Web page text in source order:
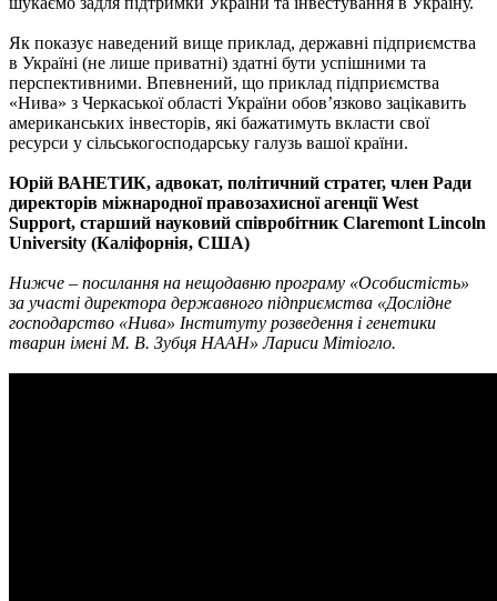
Як показує наведений вище приклад, державні підприємства
в Україні (не лише приватні) здатні бути успішними та
перспективними. Впевнений, що приклад підприємства
«Нива» з Черкаської області України обов’язково зацікавить
американських інвесторів, які бажатимуть вкласти свої
ресурси у сільськогосподарську галузь вашої країни.
Юрій ВАНЕТИК, адвокат, політичний стратег, член Ради
директорів міжнародної правозахисної агенції West
Support, старший науковий співробітник Claremont Lincoln
University (Каліфорнія, США)
Нижче – посилання на нещодавню програму «Особистість»
за участі директора державного підприємства «Дослідне
господарство «Нива» Інституту розведення і генетики
тварин імені М. В. Зубця НААН» Лариси Мітіогло.